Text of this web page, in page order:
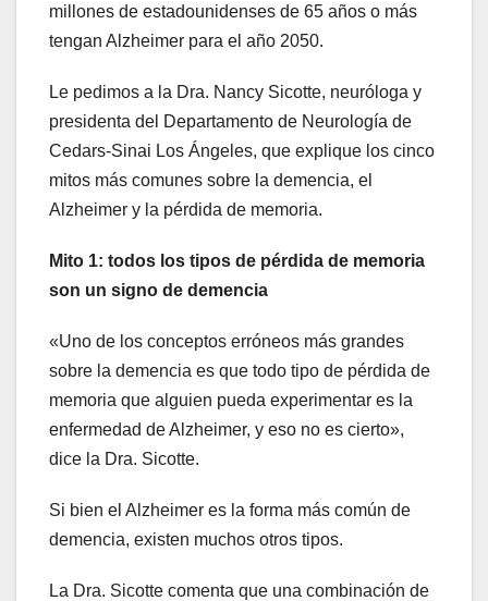
millones de estadounidenses de 65 años o más
tengan Alzheimer para el año 2050.
Le pedimos a la Dra. Nancy Sicotte, neuróloga y
presidenta del Departamento de Neurología de
Cedars-Sinai Los Ángeles, que explique los cinco
mitos más comunes sobre la demencia, el
Alzheimer y la pérdida de memoria.
Mito 1: todos los tipos de pérdida de memoria
son un signo de demencia
«Uno de los conceptos erróneos más grandes
sobre la demencia es que todo tipo de pérdida de
memoria que alguien pueda experimentar es la
enfermedad de Alzheimer, y eso no es cierto»,
dice la Dra. Sicotte.
Si bien el Alzheimer es la forma más común de
demencia, existen muchos otros tipos.
La Dra. Sicotte comenta que una combinación de